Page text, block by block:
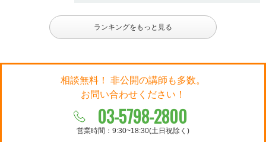
ランキングをもっと見る
相談無料！ 非公開の講師も多数。
お問い合わせください！
03-5798-2800
営業時間：9:30~18:30(土日祝除く)